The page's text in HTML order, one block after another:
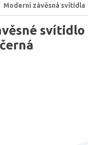
Moderní závěsná svítidla
svítidlo